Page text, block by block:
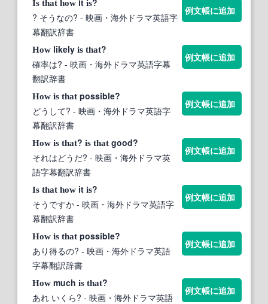
Is that how is
? そうなの? - 映画・海外ドラマ英語字
幕翻訳辞書
例文帳に追加
How likely is that?
確率は? - 映画・海外ドラマ英語字幕
翻訳辞書
例文帳に追加
How is that possible?
どうして? - 映画・海外ドラマ英語字
幕翻訳辞書
例文帳に追加
How is that? is that good?
それはどうだ? - 映画・海外ドラマ英
語字幕翻訳辞書
例文帳に追加
Is that how it is?
そうですか - 映画・海外ドラマ英語字
幕翻訳辞書
例文帳に追加
How is that possible?
あり得るの? - 映画・海外ドラマ英語
字幕翻訳辞書
例文帳に追加
How much is that?
あれ いくら? - 映画・海外ドラマ英語
例文帳に追加